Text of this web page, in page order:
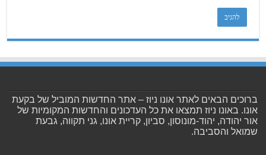
ברוכים הבאים לאתר אונו ניוז – אתר החדשות המוביל של בקעת
אונו. באונו ניוז תמצאו את כל העדכונים והחדשות המקומיות של
אור יהודה, יהוד-מונוסון, סביון, קריית אונו, גני תקווה, גבעת
שמואל והסביבה.